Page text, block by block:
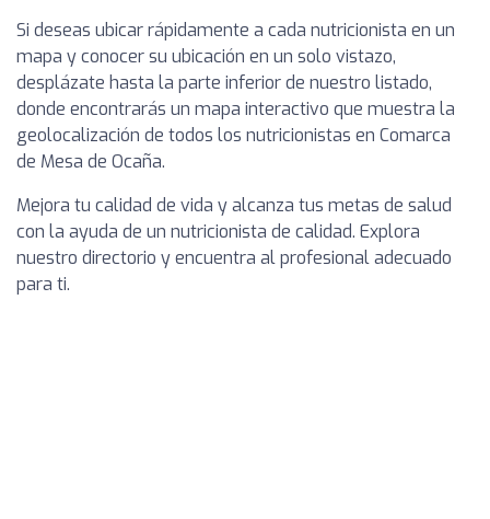
Si deseas ubicar rápidamente a cada nutricionista en un
mapa y conocer su ubicación en un solo vistazo,
desplázate hasta la parte inferior de nuestro listado,
donde encontrarás un mapa interactivo que muestra la
geolocalización de todos los nutricionistas en Comarca
de Mesa de Ocaña.
Mejora tu calidad de vida y alcanza tus metas de salud
con la ayuda de un nutricionista de calidad. Explora
nuestro directorio y encuentra al profesional adecuado
para ti.